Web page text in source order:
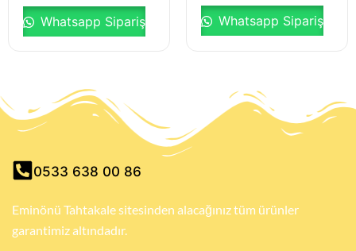
Whatsapp Sipariş Whatsapp Sipariş
0533 638 00 86
Eminönü Tahtakale sitesinden alacağınız tüm ürünler
garantimiz altındadır.